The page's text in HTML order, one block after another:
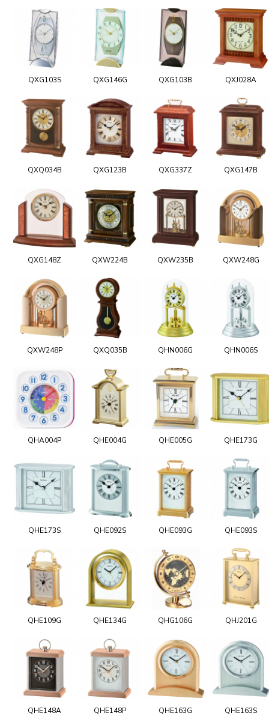
QXG103S QXG146G QXG103B QXJ028A
QXQ034B QXG123B QXG337Z QXG147B
QXG148Z QXW224B QXW235B QXW248G
QXW248P QXQ035B QHN006G QHN006S
QHA004P QHE004G QHE005G QHE173G
QHE173S QHE092S QHE093G QHE093S
QHE109G QHE134G QHG106G QHJ201G
QHE148A QHE148P QHE163G QHE163S